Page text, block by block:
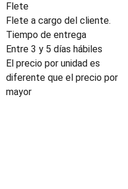
Flete
Flete a cargo del cliente.
Tiempo de entrega
Entre 3 y 5 días hábiles
El precio por unidad es
diferente que el precio por
mayor